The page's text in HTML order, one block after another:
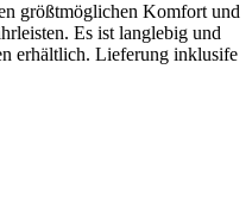
größtmöglichen Komfort und
Es ist langlebig und
erhältlich. Lieferung inklusife